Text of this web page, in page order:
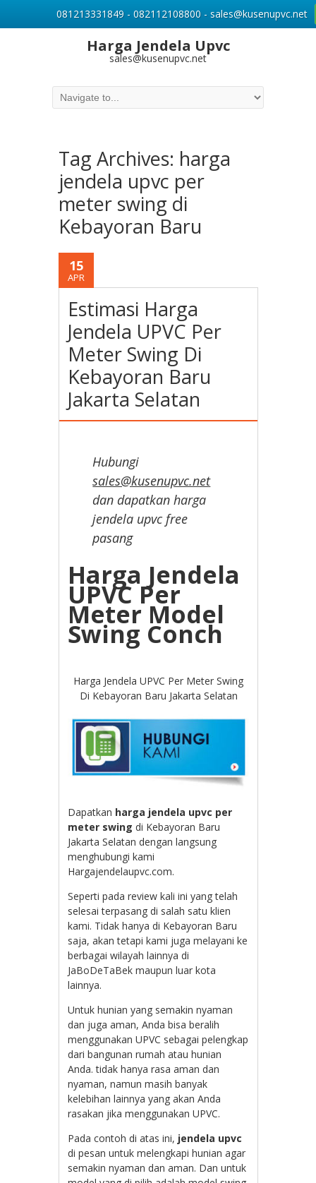
Harga Jendela Upvc
sales@kusenupvc.net
Tag Archives: harga
jendela upvc per
meter swing di
Kebayoran Baru
15
APR
Estimasi Harga
Jendela UPVC Per
Meter Swing Di
Kebayoran Baru
Jakarta Selatan
Hubungi
sales@kusenupvc.net
dan dapatkan harga
jendela upvc free
pasang
Harga Jendela
UPVC Per
Meter Model
Swing Conch
Harga Jendela UPVC Per Meter Swing
Di Kebayoran Baru Jakarta Selatan
Dapatkan harga jendela upvc per
meter swing di Kebayoran Baru
Jakarta Selatan dengan langsung
menghubungi kami
Hargajendelaupvc.com.
Seperti pada review kali ini yang telah
selesai terpasang di salah satu klien
kami. Tidak hanya di Kebayoran Baru
saja, akan tetapi kami juga melayani ke
berbagai wilayah lainnya di
JaBoDeTaBek maupun luar kota
lainnya.
Untuk hunian yang semakin nyaman
dan juga aman, Anda bisa beralih
menggunakan UPVC sebagai pelengkap
dari bangunan rumah atau hunian
Anda. tidak hanya rasa aman dan
nyaman, namun masih banyak
kelebihan lainnya yang akan Anda
rasakan jika menggunakan UPVC.
Pada contoh di atas ini, jendela upvc
di pesan untuk melengkapi hunian agar
semakin nyaman dan aman. Dan untuk
081213331849 - 082112108800 - sales@kusenupvc.net